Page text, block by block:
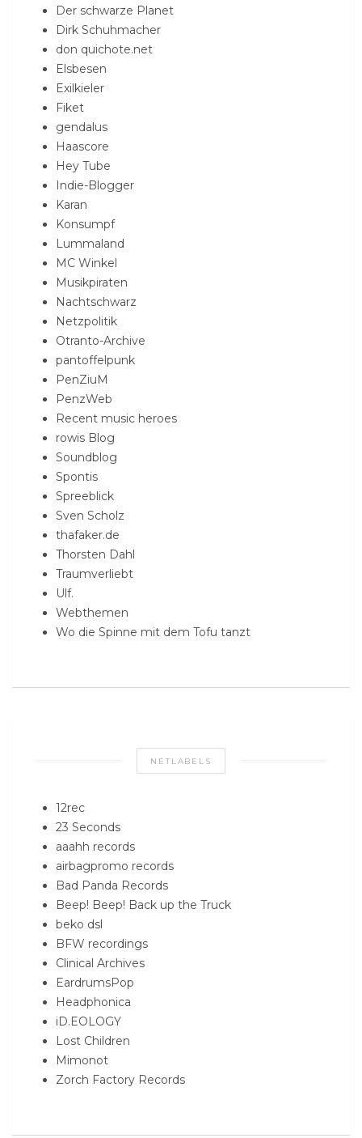
Der schwarze Planet
Dirk Schuhmacher
don quichote.net
Elsbesen
Exilkieler
Fiket
gendalus
Haascore
Hey Tube
Indie-Blogger
Karan
Konsumpf
Lummaland
MC Winkel
Musikpiraten
Nachtschwarz
Netzpolitik
Otranto-Archive
pantoffelpunk
PenZiuM
PenzWeb
Recent music heroes
rowis Blog
Soundblog
Spontis
Spreeblick
Sven Scholz
thafaker.de
Thorsten Dahl
Traumverliebt
Ulf.
Webthemen
Wo die Spinne mit dem Tofu tanzt
NETLABELS
12rec
23 Seconds
aaahh records
airbagpromo records
Bad Panda Records
Beep! Beep! Back up the Truck
beko dsl
BFW recordings
Clinical Archives
EardrumsPop
Headphonica
iD.EOLOGY
Lost Children
Mimonot
Zorch Factory Records